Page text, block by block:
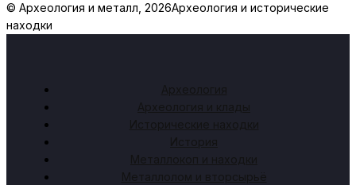
© Археология и металл, 2026Археология и исторические
находки
Археология
Археология и клады
Исторические находки
История
Металлокоп и находки
Металлолом и вторсырьё